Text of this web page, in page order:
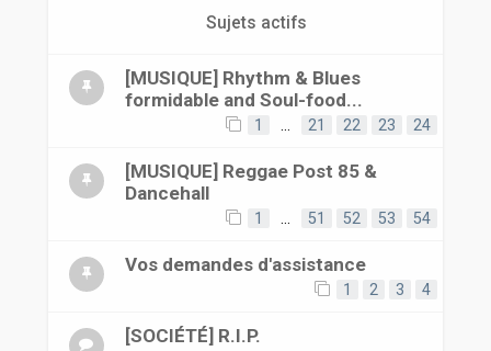
Sujets actifs
[MUSIQUE] Rhythm & Blues
formidable and Soul-food...
1 21 22 23 24
[MUSIQUE] Reggae Post 85 &
Dancehall
1 51 52 53 54
Vos demandes d'assistance
1 2 3 4
[SOCIÉTÉ] R.I.P.